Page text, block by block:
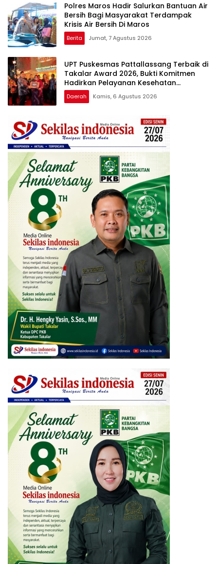
Polres Maros Hadir Salurkan Bantuan Air
Bersih Bagi Masyarakat Terdampak
Krisis Air Bersih Di Maros
Berita Jumat, 7 Agustus 2026
UPT Puskesmas Pattallassang Terbaik di
Takalar Award 2026, Bukti Komitmen
Hadirkan Pelayanan Kesehatan
Berkualitas
Daerah Kamis, 6 Agustus 2026